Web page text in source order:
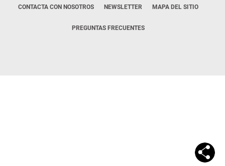
CONTACTA CON NOSOTROS NEWSLETTER MAPA DEL SITIO
PREGUNTAS FRECUENTES